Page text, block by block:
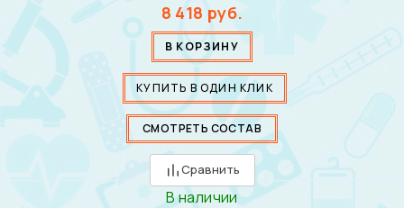
8 418 руб.
В КОРЗИНУ
КУПИТЬ В ОДИН КЛИК
СМОТРЕТЬ СОСТАВ
Сравнить
В наличии